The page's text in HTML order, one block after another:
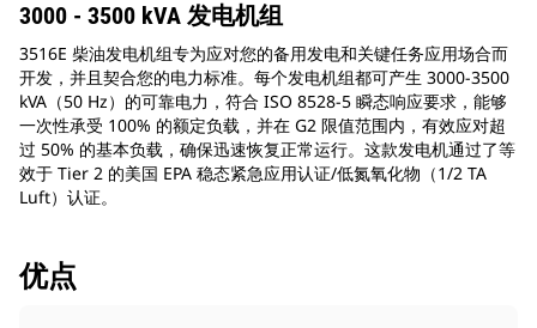
3000 - 3500 kVA 发电机组
3516E 柴油发电机组专为应对您的备用发电和关键任务应用场合而
开发，并且契合您的电力标准。每个发电机组都可产生 3000-3500
kVA（50 Hz）的可靠电力，符合 ISO 8528-5 瞬态响应要求，能够
一次性承受 100% 的额定负载，并在 G2 限值范围内，有效应对超
过 50% 的基本负载，确保迅速恢复正常运行。这款发电机通过了等
效于 Tier 2 的美国 EPA 稳态紧急应用认证/低氮氧化物（1/2 TA
Luft）认证。
优点